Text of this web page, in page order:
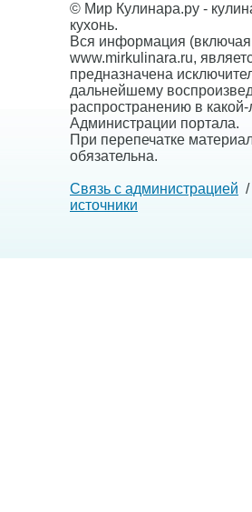
© Мир Кулинара.ру -
кухонь.
Вся информация
www.mirkulinara.ru,
предназначена
дальнейшему
распространению в
Администрации портала.
При перепечатке
обязательна.
Связь с администрацией /
источники